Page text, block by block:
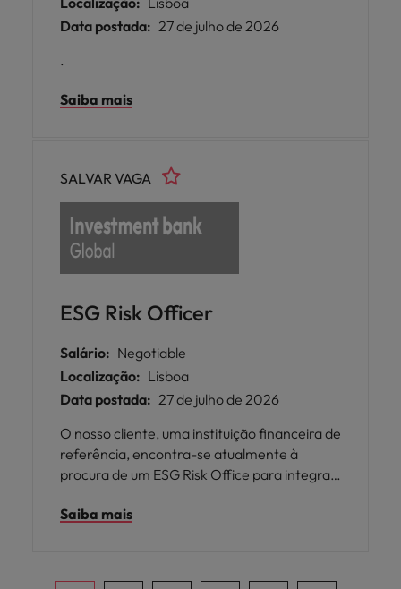
Data postada: 27 de julho de 2026
.
Saiba mais
ESG Risk Officer
SALVAR VAGA
Salário: Negotiable
Localização: Lisboa
Data postada: 27 de julho de 2026
O nosso cliente, uma instituição financeira de
referência, encontra-se atualmente à
procura de um ESG Risk Office para integrar
Saiba mais